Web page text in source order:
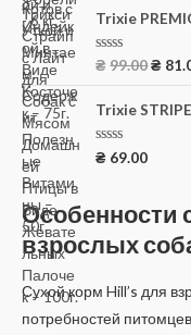
н
к
а
0
и
Trixie
О
н
к
а
0
и
₴ 99.00₴
Trixie
О
к
а
0
и
₴ 69.00
Особенности
взрослых
Сухой корм Hill’s для
потребностей